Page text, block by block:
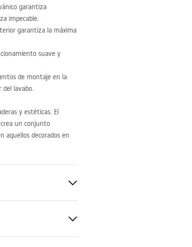
garantiza
impecable.
garantiza la máxima
suave y
de montaje en la
del lavabo.
y estéticas. El
un conjunto
aquellos decorados en